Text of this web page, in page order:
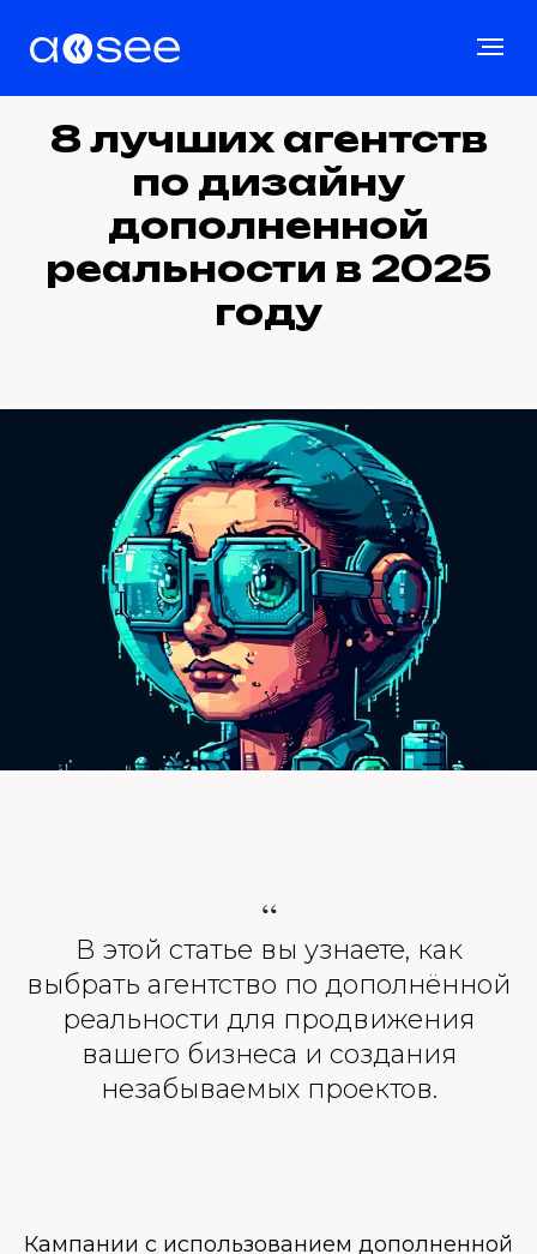
8 лучших агентств
по дизайну
дополненной
реальности в 2025
году
“
В этой статье вы узнаете, как
выбрать агентство по дополнённой
реальности для продвижения
вашего бизнеса и создания
незабываемых проектов.
Кампании с использованием дополненной